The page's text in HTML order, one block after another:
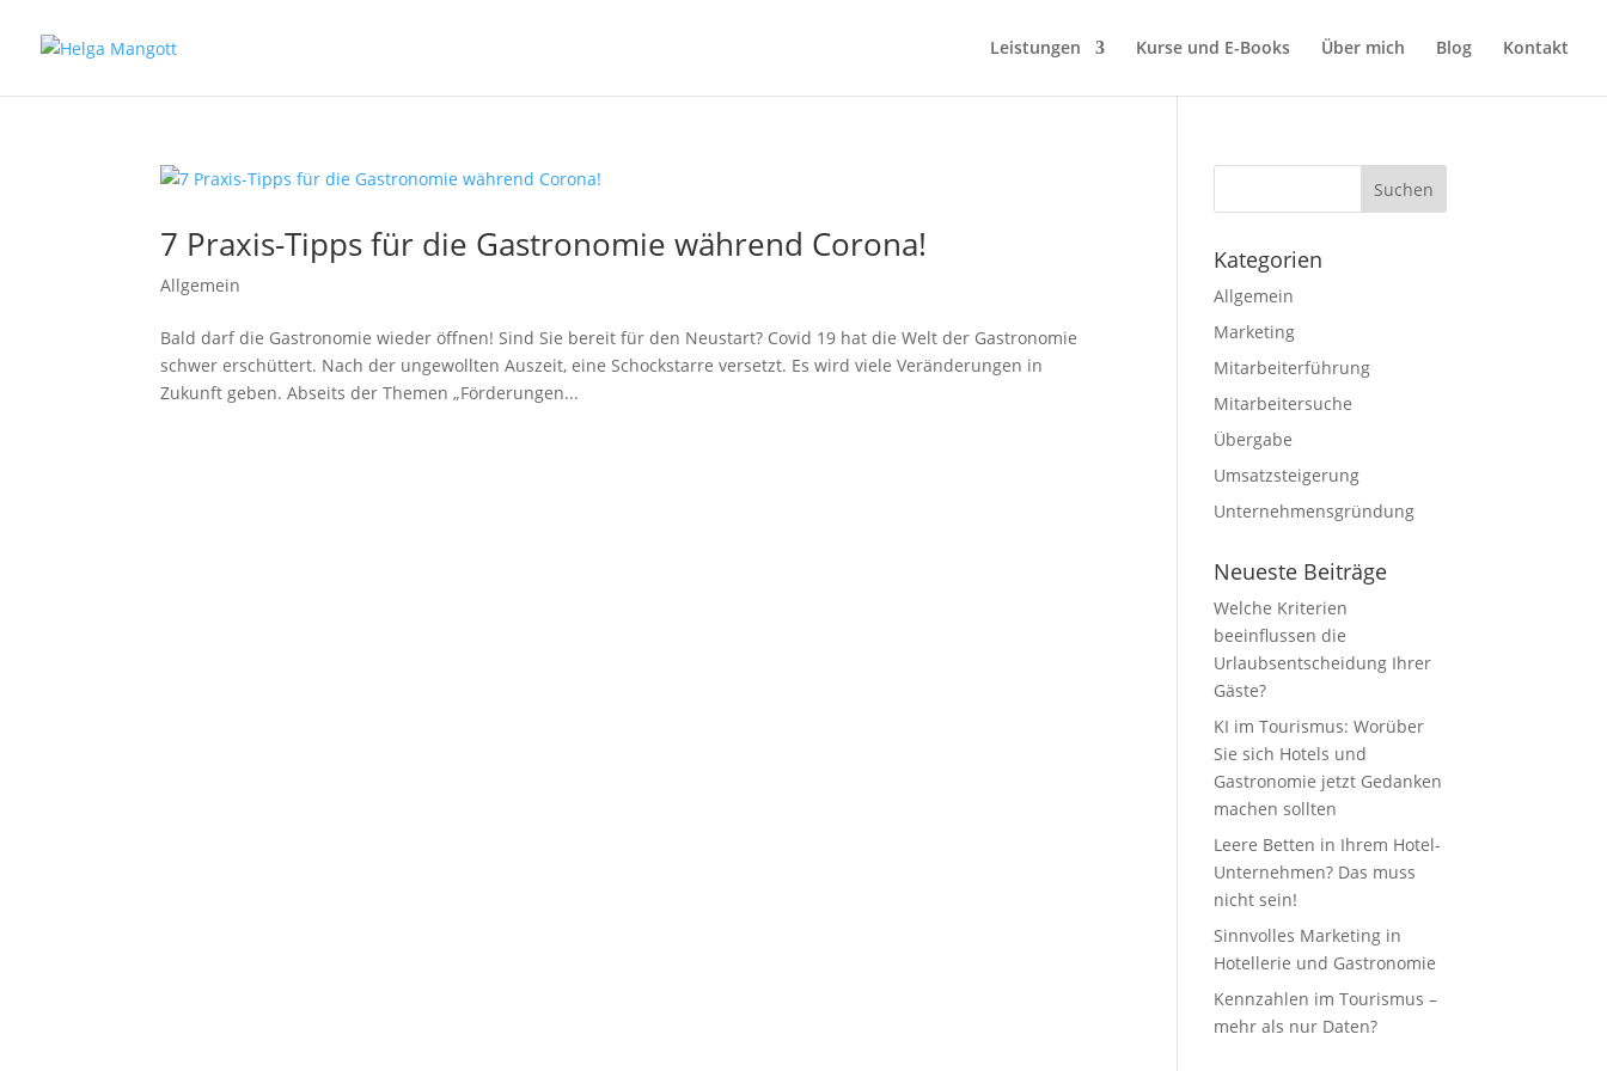
Leistungen Kurse und E-Books Über mich Blog Kontakt
7 Praxis-Tipps für die Gastronomie während Corona!
Allgemein
Bald darf die Gastronomie wieder öffnen! Sind Sie bereit für den Neustart? Covid 19 hat die Welt der Gastronomie
schwer erschüttert. Nach der ungewollten Auszeit, eine Schockstarre versetzt. Es wird viele Veränderungen in
Zukunft geben. Abseits der Themen „Förderungen...
Kategorien
Allgemein
Marketing
Mitarbeiterführung
Mitarbeitersuche
Übergabe
Umsatzsteigerung
Unternehmensgründung
Neueste Beiträge
Welche Kriterien
beeinflussen die
Urlaubsentscheidung Ihrer
Gäste?
KI im Tourismus: Worüber
Sie sich Hotels und
Gastronomie jetzt Gedanken
machen sollten
Leere Betten in Ihrem Hotel-
Unternehmen? Das muss
nicht sein!
Sinnvolles Marketing in
Hotellerie und Gastronomie
Kennzahlen im Tourismus –
mehr als nur Daten?